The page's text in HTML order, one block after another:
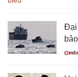
Đại